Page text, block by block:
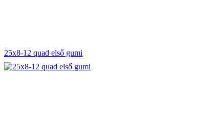
25x8-12 quad első gumi